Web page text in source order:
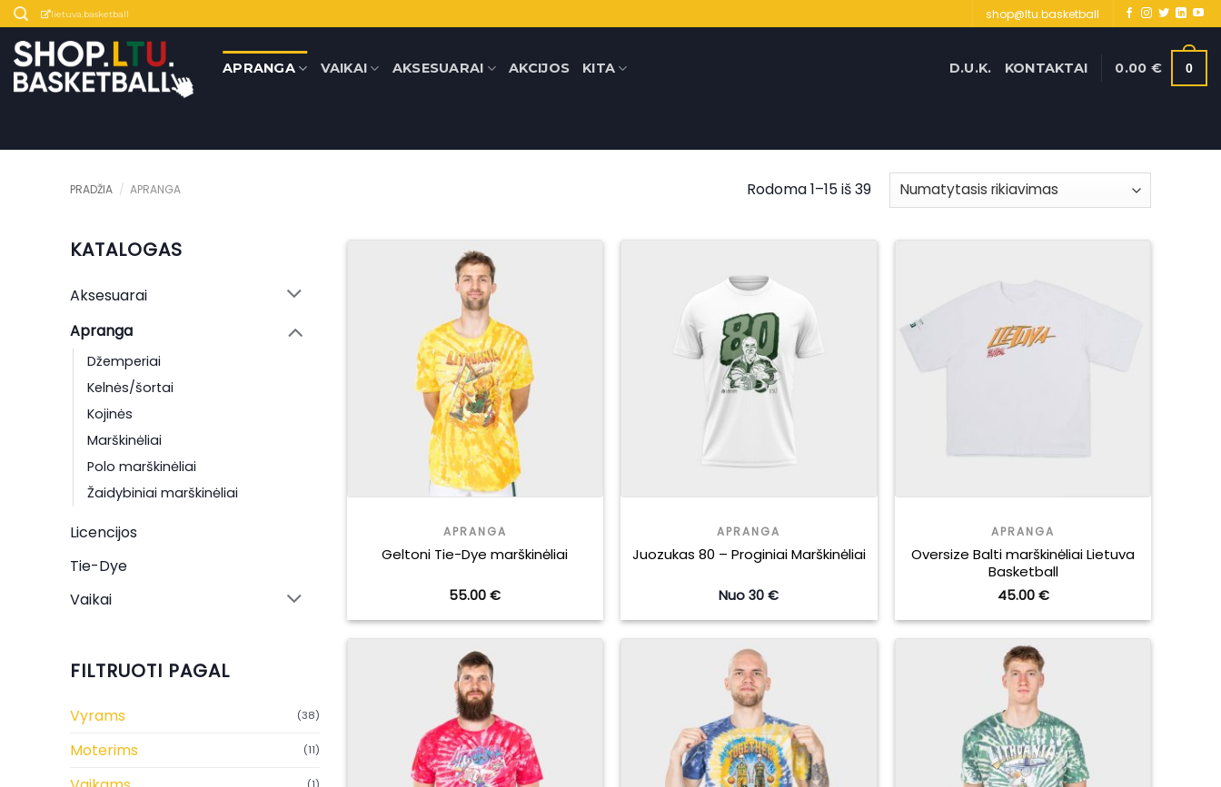
Skip
to
content
lietuva.basketball shop@ltu.basketball
APRANGA VAIKAI AKSESUARAI AKCIJOS KITA D.U.K. KONTAKTAI 0.00 € 0
PRADŽIA / APRANGA Rodoma 1–15 iš 39
KATALOGAS
Aksesuarai
Apranga
Džemperiai
Kelnės/šortai
Kojinės
Marškinėliai
Polo marškinėliai
Žaidybiniai marškinėliai
Licencijos
Tie-Dye
Vaikai
FILTRUOTI PAGAL
Vyrams (38)
Moterims (11)
APRANGA
Geltoni Tie-Dye marškinėliai
55.00€
APRANGA
Juozukas 80 – Proginiai Marškinėliai
Nuo 30 €
APRANGA
Oversize Balti marškinėliai Lietuva
Basketball
45.00 €